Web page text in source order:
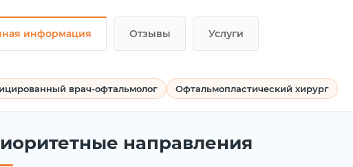
информация Отзывы Услуги
врач-офтальмолог Офтальмопластический хирург
направления